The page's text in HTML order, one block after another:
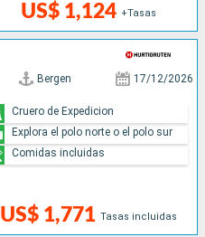
US$ 1,124 +Tasas
Bergen 17/12/2026
US$ 1,771 Tasas incluidas
Cruero de Expedicion
Explora el polo norte o el polo sur
Comidas incluidas